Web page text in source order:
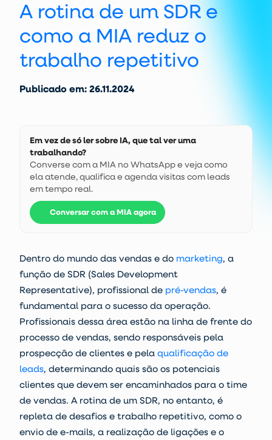
A rotina de um SDR e
como a MIA reduz o
trabalho repetitivo
Publicado em: 26.11.2024
Em vez de só ler sobre IA, que tal ver uma
trabalhando?
Converse com a MIA no WhatsApp e veja como
ela atende, qualifica e agenda visitas com leads
em tempo real.
Conversar com a MIA agora
Dentro do mundo das vendas e do marketing, a
função de SDR (Sales Development
Representative), profissional de pré-vendas, é
fundamental para o sucesso da operação.
Profissionais dessa área estão na linha de frente do
processo de vendas, sendo responsáveis pela
prospecção de clientes e pela qualificação de
leads, determinando quais são os potenciais
clientes que devem ser encaminhados para o time
de vendas. A rotina de um SDR, no entanto, é
repleta de desafios e trabalho repetitivo, como o
envio de e-mails, a realização de ligações e o